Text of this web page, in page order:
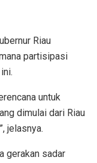
Riau
partisipasi
untuk
dimulai dari Riau
jelasnya.
gerakan sadar